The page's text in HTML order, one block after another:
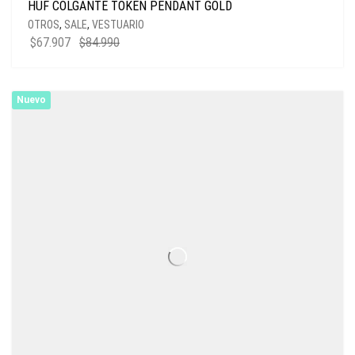
HUF COLGANTE TOKEN PENDANT GOLD
OTROS, SALE, VESTUARIO
$84.990
$67.907
Nuevo